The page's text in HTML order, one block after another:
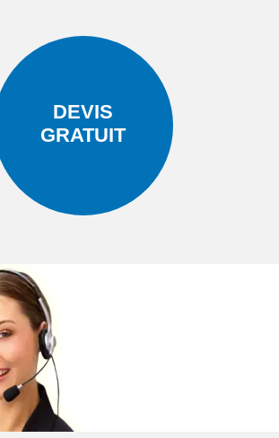
DEVIS
GRATUIT